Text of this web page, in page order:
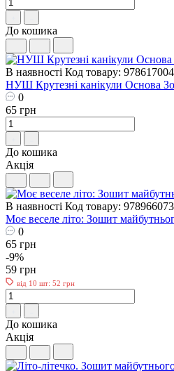
До кошика
В наявності Код товару:
НУШ Крутезні канікули Основа
0
65 грн
До кошика
Акція
В наявності Код товару:
Моє веселе літо: Зошит
0
65 грн
-9%
59 грн
від 10 шт: 52 грн
До кошика
Акція